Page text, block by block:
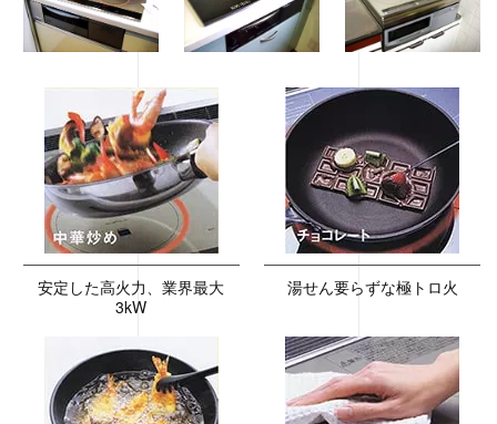
安定した高火力、業界最大
3kW
湯せん要らずな極トロ火